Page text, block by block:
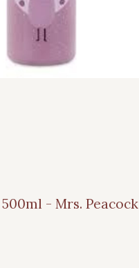
- Mrs. Peacock